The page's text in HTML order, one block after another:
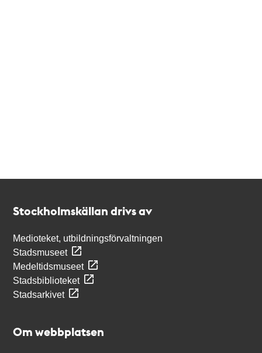
Stockholmskällan drivs av
Medioteket, utbildningsförvaltningen
Stadsmuseet
Medeltidsmuseet
Stadsbiblioteket
Stadsarkivet
Om webbplatsen